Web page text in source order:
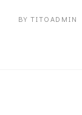
BYTITOADMIN